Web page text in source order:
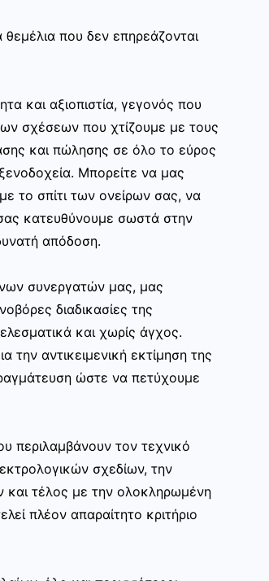
που δεν επηρεάζονται
και αξιοπιστία, γεγονός που
σχέσεων που χτίζουμε με τους
και πώλησης σε όλο το εύρος
Μπορείτε να μας
το σπίτι των ονείρων σας, να
κατευθύνουμε σωστά στην
απόδοση.
συνεργατών μας, μας
διαδικασίες της
και χωρίς άγχος.
την αντικειμενική εκτίμηση της
ώστε να πετύχουμε
περιλαμβάνουν τον τεχνικό
σχεδίων, την
και τέλος με την ολοκληρωμένη
πλέον απαραίτητο κριτήριο